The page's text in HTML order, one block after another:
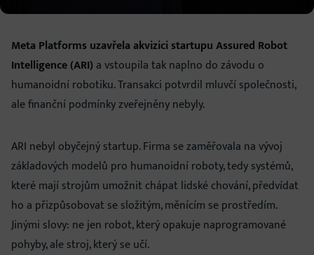
Meta Platforms uzavřela akvizici startupu Assured Robot
Intelligence (ARI)a vstoupila tak naplno do závodu o
humanoidní robotiku. Transakci potvrdil mluvčí společnosti,
ale finanční podmínky zveřejněny nebyly.
ARI nebyl obyčejný startup. Firma se zaměřovala na vývoj
základových modelů pro humanoidní roboty, tedy systémů,
které mají strojům umožnit chápat lidské chování, předvídat
ho a přizpůsobovat se složitým, měnícím se prostředím.
Jinými slovy: ne jen robot, který opakuje naprogramované
pohyby, ale stroj, který se učí.